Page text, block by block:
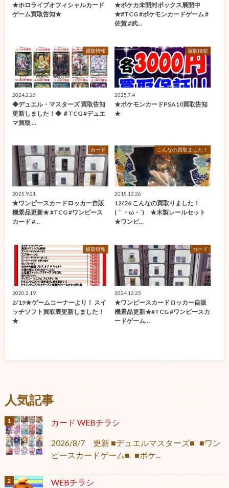
★ホロライブオフィシャルカード
ゲーム買取告知★
★ポケカ未開封ボックス展開中
★#TCG #ポケモンカードゲーム #
佐賀 #武…
買取情報
2024.2.26
◆デュエル・マスターズ 買取告知
更新しました！◆ ＃TCG #デュエ
マ買取 …
買取情報
2025.7.4
★ポケモンカードPSA10買取告知
★
カード
2025.9.21
★ワンピースカードロッカー自販
機景品更新★ #TCG #ワンピース
カード #…
こんなの買取ました！
2018.12.26
12/26 こんなの買取りました！
(｀・ω・´)ゞ★木製レールセット
★ワンピ…
買取情報
2020.2.19
2/19★ゲームコーナーより！ スイ
ッチソフト買取表更新しました！
★
カード
2024.12.25
★ワンピースカードロッカー自販
機景品更新★#TCG #ワンピースカ
ードゲーム…
人気記事
カード WEBチラシ
2026/8/7 更新 ■デュエルマスターズ■ ■ワン
ピースカードゲーム■ ■ポケ...
WEBチラシ